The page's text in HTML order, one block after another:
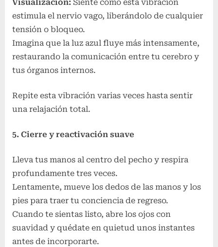
Visualización: Siente cómo esta vibración
estimula el nervio vago, liberándolo de cualquier
tensión o bloqueo.
Imagina que la luz azul fluye más intensamente,
restaurando la comunicación entre tu cerebro y
tus órganos internos.
Repite esta vibración varias veces hasta sentir
una relajación total.
5. Cierre y reactivación suave
Lleva tus manos al centro del pecho y respira
profundamente tres veces.
Lentamente, mueve los dedos de las manos y los
pies para traer tu conciencia de regreso.
Cuando te sientas listo, abre los ojos con
suavidad y quédate en quietud unos instantes
antes de incorporarte.